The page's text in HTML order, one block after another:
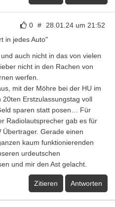
0 # 28.01.24 um 21:52
in jedes Auto"
auch nicht in das von vielen
nicht in den Rachen von
werfen.
mit der Möhre bei der HU im
Erstzulassungstag voll
sparen statt posen… Für
Radiolautsprecher gab es für
Übertrager. Gerade einen
kaum funktionierenden
urdeutschen
und mir den Ast gelacht.
Zitieren Antworten